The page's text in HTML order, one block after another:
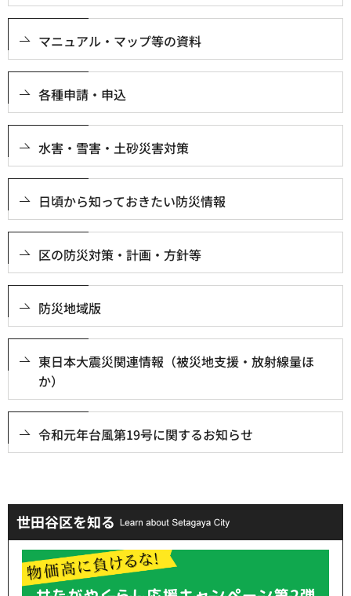
マニュアル・マップ等の資料
各種申請・申込
水害・雪害・土砂災害対策
日頃から知っておきたい防災情報
区の防災対策・計画・方針等
防災地域版
東日本大震災関連情報（被災地支援・放射線量ほ
か）
令和元年台風第19号に関するお知らせ
世田谷区を知る